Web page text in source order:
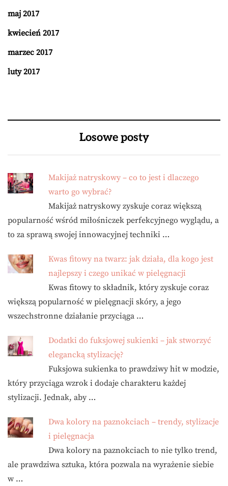
maj 2017
kwiecień 2017
marzec 2017
luty 2017
Losowe posty
Makijaż natryskowy – co to jest i dlaczego
warto go wybrać?
Makijaż natryskowy zyskuje coraz większą
popularność wśród miłośniczek perfekcyjnego wyglądu, a
to za sprawą swojej innowacyjnej techniki …
Kwas fitowy na twarz: jak działa, dla kogo jest
najlepszy i czego unikać w pielęgnacji
Kwas fitowy to składnik, który zyskuje coraz
większą popularność w pielęgnacji skóry, a jego
wszechstronne działanie przyciąga …
Dodatki do fuksjowej sukienki – jak stworzyć
elegancką stylizację?
Fuksjowa sukienka to prawdziwy hit w modzie,
który przyciąga wzrok i dodaje charakteru każdej
stylizacji. Jednak, aby …
Dwa kolory na paznokciach – trendy, stylizacje
i pielęgnacja
Dwa kolory na paznokciach to nie tylko trend,
ale prawdziwa sztuka, która pozwala na wyrażenie siebie
w …